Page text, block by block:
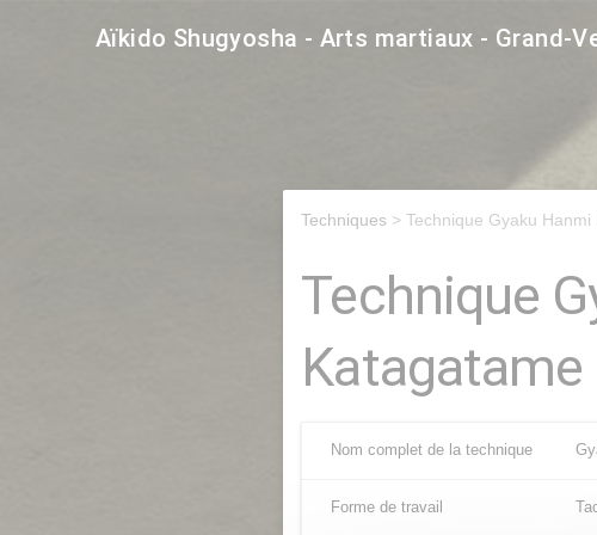
Aïkido Shugyosha - Arts martiaux - Grand-
Techniques > Technique Gyaku
Technique
Katagatame
Nom complet de la technique
Forme de travail